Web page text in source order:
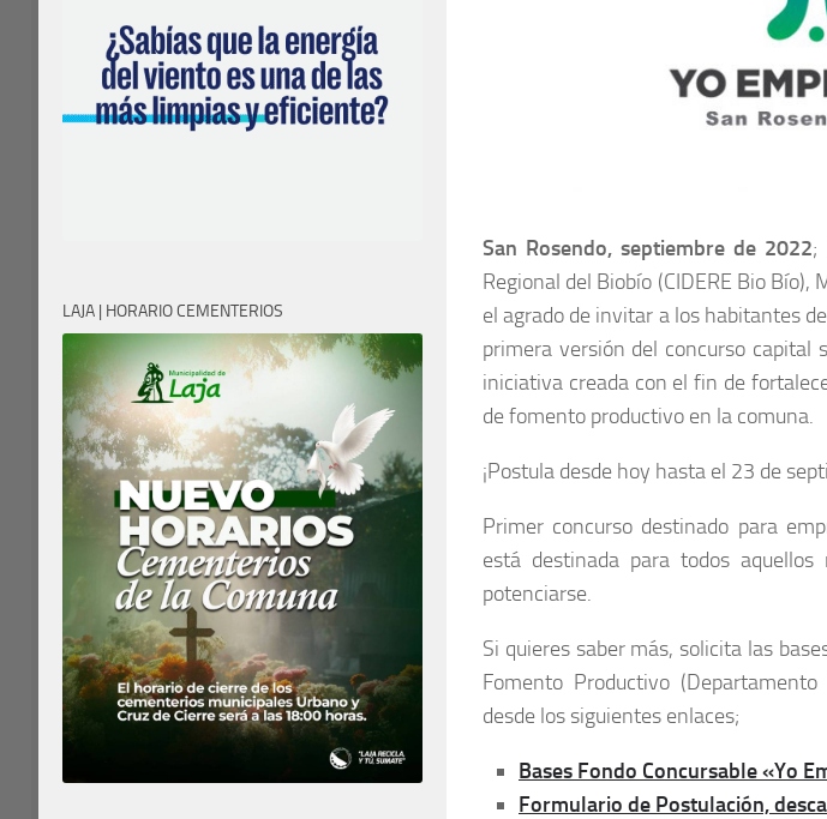
San Rosendo, septiembre de 2022;
Regional del Biobío (CIDERE Bio
el agrado de invitar a los habitantes
primera versión del concurso capital
iniciativa creada con el fin de
de fomento productivo en la comuna.
¡Postula desde hoy hasta el 23 de
Primer concurso destinado para
está destinada para todos
potenciarse.
Si quieres saber más, solicita las
Fomento Productivo
desde los siguientes enlaces;
Bases Fondo Concursable «Yo
Formulario de Postulación,
LAJA | HORARIO CEMENTERIOS